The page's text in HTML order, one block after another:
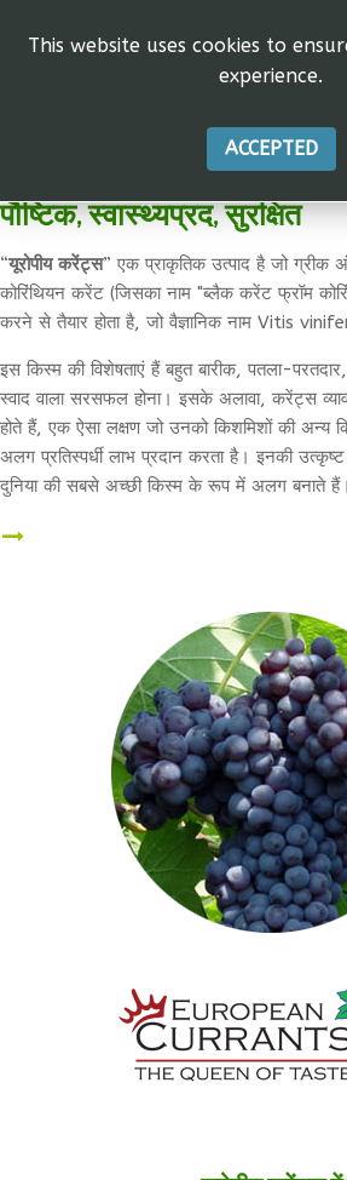
पौष्टिक, स्वास्थ्यप्रद, सुरक्षित
“यूरोपीय करेंट्स” एक प्राकृतिक उत्पाद है जो ग्रीक
कोरिंथियन करेंट (जिसका नाम "ब्लैक करेंट फ्रॉम
करने से तैयार होता है, जो वैज्ञानिक नाम Vitis
इस किस्म की विशेषताएं हैं बहुत बारीक, पतला-
स्वाद वाला सरसफल होना। इसके अलावा, करेंट्स
होते हैं, एक ऐसा लक्षण जो उनको किशमिशों की अन्य
अलग प्रतिस्पर्धी लाभ प्रदान करता है। इनकी
दुनिया की सबसे अच्छी किस्म के रूप में अलग बनाते हैं।
This website uses cookies to
experience.
ACCEPTED